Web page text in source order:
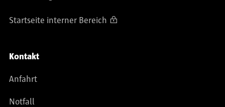
Startseite interner Bereich
Kontakt
Anfahrt
Notfall